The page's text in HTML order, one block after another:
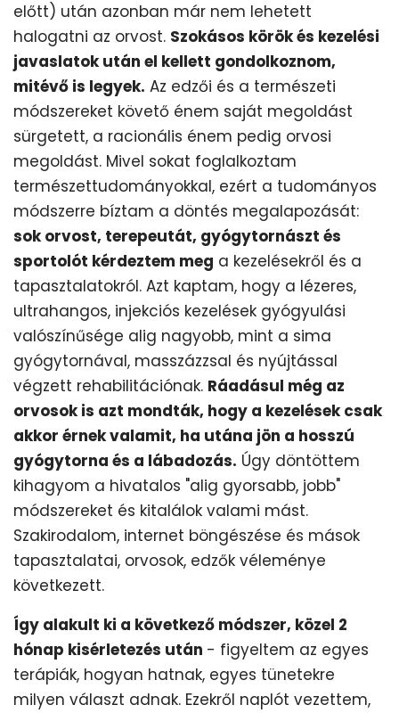
előtt) után azonban már nem lehetett
halogatni az orvost. Szokásos körök és kezelési
javaslatok után el kellett gondolkoznom,
mitévő is legyek. Az edzői és a természeti
módszereket követő énem saját megoldást
sürgetett, a racionális énem pedig orvosi
megoldást. Mivel sokat foglalkoztam
természettudományokkal, ezért a tudományos
módszerre bíztam a döntés megalapozását:
sok orvost, terepeutát, gyógytornászt és
sportolót kérdeztem meg a kezelésekről és a
tapasztalatokról. Azt kaptam, hogy a lézeres,
ultrahangos, injekciós kezelések gyógyulási
valószínűsége alig nagyobb, mint a sima
gyógytornával, masszázzsal és nyújtással
végzett rehabilitációnak. Ráadásul még az
orvosok is azt mondták, hogy a kezelések csak
akkor érnek valamit, ha utána jön a hosszú
gyógytorna és a lábadozás. Úgy döntöttem
kihagyom a hivatalos "alig gyorsabb, jobb"
módszereket és kitalálok valami mást.
Szakirodalom, internet böngészése és mások
tapasztalatai, orvosok, edzők véleménye
következett.
Így alakult ki a következő módszer, közel 2
hónap kisérletezés után - figyeltem az egyes
terápiák, hogyan hatnak, egyes tünetekre
milyen választ adnak. Ezekről naplót vezettem,